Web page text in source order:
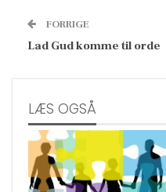
FORRIGE
Lad Gud komme til orde
LÆS OGSÅ